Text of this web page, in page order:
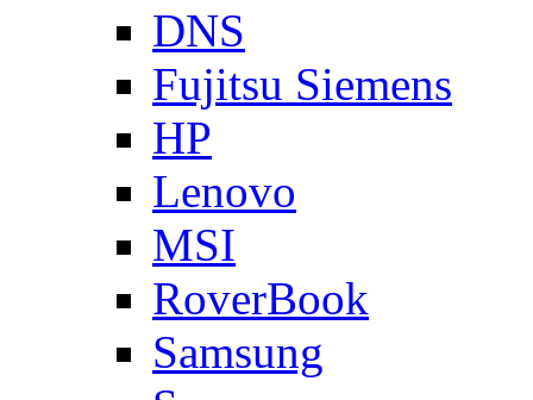
DNS
Fujitsu Siemens
HP
Lenovo
MSI
RoverBook
Samsung